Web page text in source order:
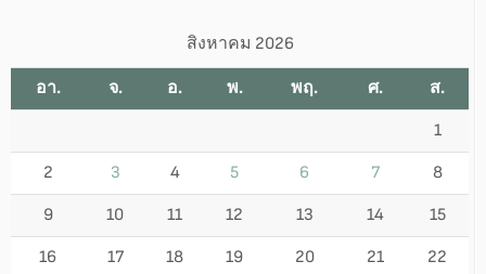
สิงหาคม 2026
อา. จ. อ. พ. พฤ. ศ. ส.
1
2 3 4 5 6 7 8
9 10 11 12 13 14 15
16 17 18 19 20 21 22